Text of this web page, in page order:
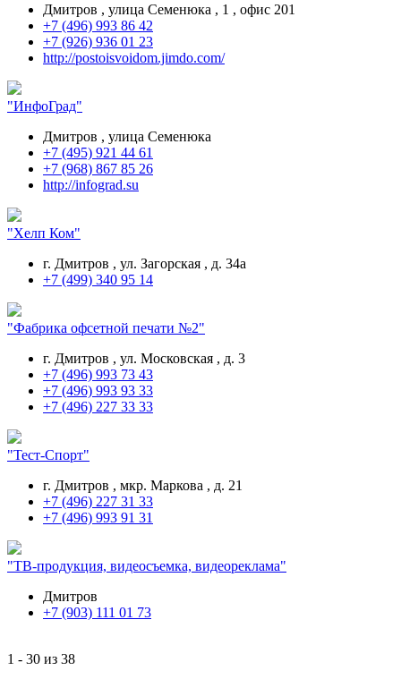
Дмитров , улица Семенюка , 1 , офис 201
+7 (496) 993 86 42
+7 (926) 936 01 23
http://postoisvoidom.jimdo.com/
"ИнфоГрад"
Дмитров , улица Семенюка
+7 (495) 921 44 61
+7 (968) 867 85 26
http://infograd.su
"Хелп Ком"
г. Дмитров , ул. Загорская , д. 34а
+7 (499) 340 95 14
"Фабрика офсетной печати №2"
г. Дмитров , ул. Московская , д. 3
+7 (496) 993 73 43
+7 (496) 993 93 33
+7 (496) 227 33 33
"Тест-Спорт"
г. Дмитров , мкр. Маркова , д. 21
+7 (496) 227 31 33
+7 (496) 993 91 31
"ТВ-продукция, видеосъемка, видеореклама"
Дмитров
+7 (903) 111 01 73
1 - 30 из 38